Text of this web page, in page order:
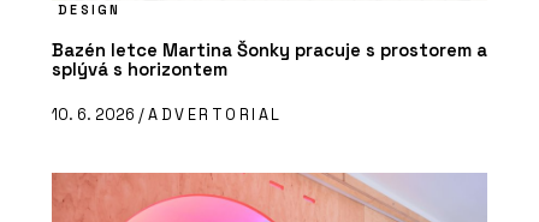
DESIGN
Bazén letce Martina Šonky pracuje s prostorem a
splývá s horizontem
10. 6. 2026 /ADVERTORIAL